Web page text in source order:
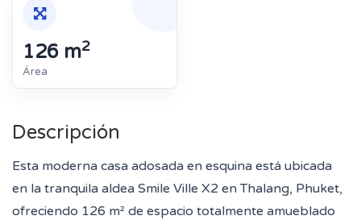
126 m2
Área
Descripción
Esta moderna casa adosada en esquina está ubicada
en la tranquila aldea Smile Ville X2 en Thalang, Phuket,
ofreciendo 126 m² de espacio totalmente amueblado